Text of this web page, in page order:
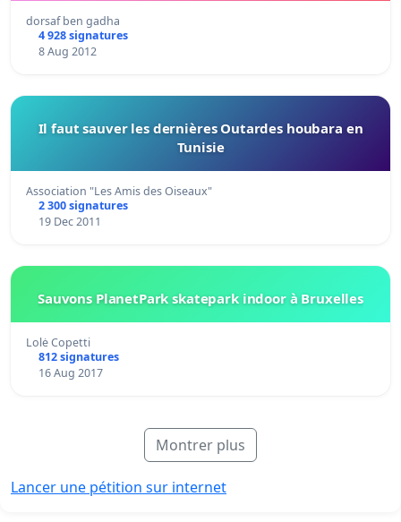
dorsaf ben gadha
4 928 signatures
8 Aug 2012
Il faut sauver les dernières Outardes houbara en
Tunisie
Association "Les Amis des Oiseaux"
2 300 signatures
19 Dec 2011
Sauvons PlanetPark skatepark indoor à Bruxelles
Lolė Copetti
812 signatures
16 Aug 2017
Montrer plus
Lancer une pétition sur internet